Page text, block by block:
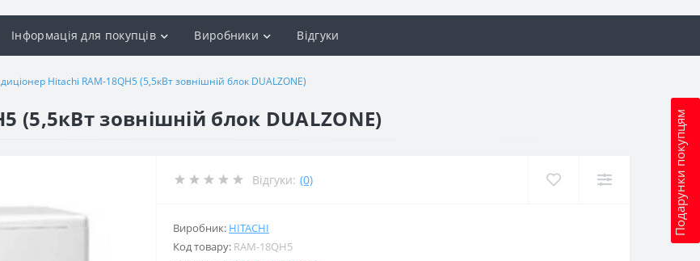
Подарунки покупцям
Інформація для покупців Виробники Відгуки
Hitachi RAM-18QH5 (5,5кВт зовнішній блок DUALZONE)
(5,5кВт зовнішній блок DUALZONE)
Відгуки: (0)
Виробник: HITACHI
Код товару: RAM-18QH5